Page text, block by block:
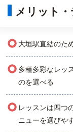
メリット
○ 大垣駅直結のた
○ 多種多彩なレッ
のを選べる
○ レッスンは四つ
ニューを選びや